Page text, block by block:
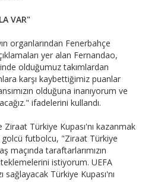
VAR"
organlarından Fenerbahçe
yer alan Fernandao,
olduğumuz takımlardan
karşı kaybettiğimiz puanlar
olduğuna inanıyorum ve
ifadelerini kullandı.
Türkiye Kupası'nı kazanmak
golcü futbolcu, "Ziraat Türkiye
maçında taraftarlarımızın
istiyorum. UEFA
sağlayacak Türkiye Kupası'nı